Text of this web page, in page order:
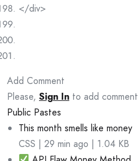
</div>
Add Comment
Please, Sign In to add comment
Public Pastes
This month smells like money
CSS | 29 min ago | 1.04 KB